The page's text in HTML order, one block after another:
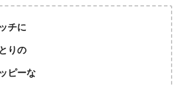
チに
りの
ピーな